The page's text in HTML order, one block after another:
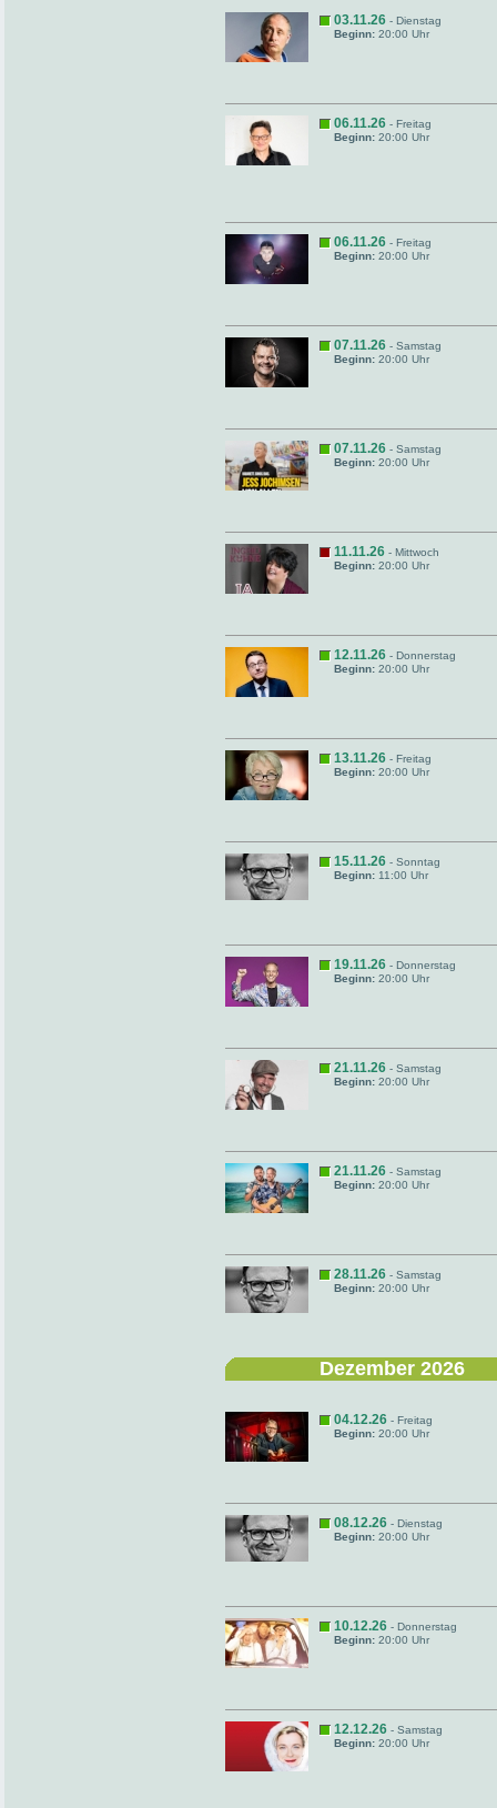
03.11.26 - Dienstag
Beginn: 20:00 Uhr
06.11.26 - Freitag
Beginn: 20:00 Uhr
06.11.26 - Freitag
Beginn: 20:00 Uhr
07.11.26 - Samstag
Beginn: 20:00 Uhr
07.11.26 - Samstag
Beginn: 20:00 Uhr
11.11.26 - Mittwoch
Beginn: 20:00 Uhr
12.11.26 - Donnerstag
Beginn: 20:00 Uhr
13.11.26 - Freitag
Beginn: 20:00 Uhr
15.11.26 - Sonntag
Beginn: 11:00 Uhr
19.11.26 - Donnerstag
Beginn: 20:00 Uhr
21.11.26 - Samstag
Beginn: 20:00 Uhr
21.11.26 - Samstag
Beginn: 20:00 Uhr
28.11.26 - Samstag
Beginn: 20:00 Uhr
Dezember 2026
04.12.26 - Freitag
Beginn: 20:00 Uhr
08.12.26 - Dienstag
Beginn: 20:00 Uhr
10.12.26 - Donnerstag
Beginn: 20:00 Uhr
12.12.26 - Samstag
Beginn: 20:00 Uhr